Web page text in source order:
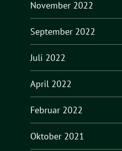
November 2022
September 2022
Juli 2022
April 2022
Februar 2022
Oktober 2021